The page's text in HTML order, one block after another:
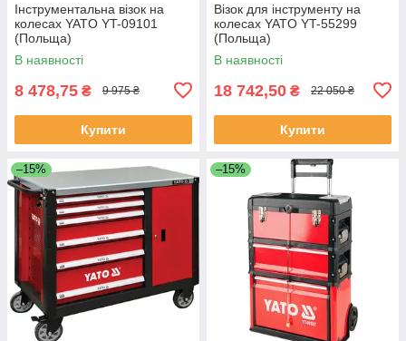
Інструментальна візок на
колесах YATO YT-09101
(Польща)
В наявності
8 478,75 ₴ 9 975 ₴
Купити
Візок для інструменту на
колесах YATO YT-55299
(Польща)
В наявності
18 742,50 ₴ 22 050 ₴
Купити
–15% –15%